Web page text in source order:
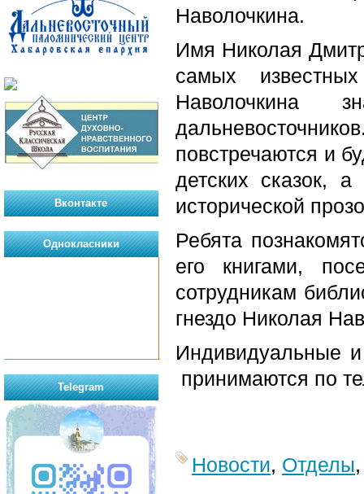
Наволочкина.
Имя Николая
самых
Наволочкина
повстречаются и
детских сказок,
исторической
Ребята
его книгами,
сотрудникам
гнездо Николая
Индивидуальные
принимаются по
Новости, Отделы
Вконтакте
Однокласники
Telegram